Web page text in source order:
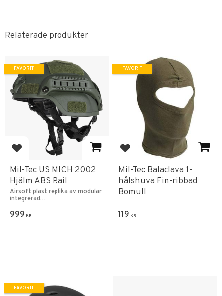
Relaterade produkter
Lägg till i favoriter
Mil-Tec US MICH 2002
Hjälm ABS Rail
Airsoft plast replika av modulär
integrerad
999 KR
FAVORIT
Lägg till i favoriter
Mil-Tec Balaclava 1-
hålshuva Fin-ribbad
Bomull
119 KR
FAVORIT
FAVORIT